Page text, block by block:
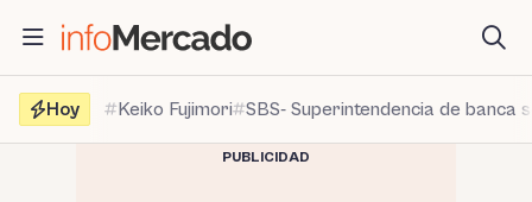
contenido
Hoy
Keiko Fujimori SBS- Superintendencia de banca
PUBLICIDAD